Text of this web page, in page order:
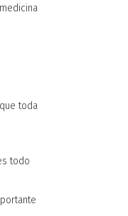
toda
todo